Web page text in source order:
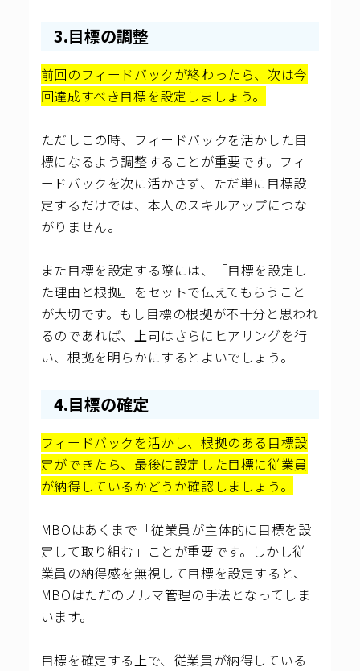
3.目標の調整
前回のフィードバックが終わったら、次は今
回達成すべき目標を設定しましょう。
ただしこの時、フィードバックを活かした目
標になるよう調整することが重要です。フィ
ードバックを次に活かさず、ただ単に目標設
定するだけでは、本人のスキルアップにつな
がりません。
また目標を設定する際には、「目標を設定し
た理由と根拠」をセットで伝えてもらうこと
が大切です。もし目標の根拠が不十分と思われ
るのであれば、上司はさらにヒアリングを行
い、根拠を明らかにするとよいでしょう。
4.目標の確定
フィードバックを活かし、根拠のある目標設
定ができたら、最後に設定した目標に従業員
が納得しているかどうか確認しましょう。
MBOはあくまで「従業員が主体的に目標を設
定して取り組む」ことが重要です。しかし従
業員の納得感を無視して目標を設定すると、
MBOはただのノルマ管理の手法となってしま
います。
目標を確定する上で、従業員が納得している